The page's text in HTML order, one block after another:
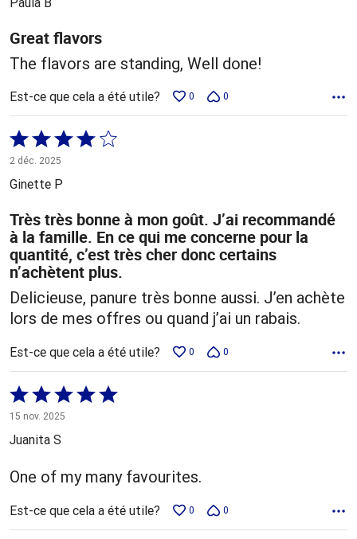
Great flavors
The flavors are standing, Well done!
Est-ce que cela a été utile? 0 0
Coté
4 sur
5
2 déc. 2025
Ginette P
Très très bonne à mon goût. J’ai recommandé
à la famille. En ce qui me concerne pour la
quantité, c’est très cher donc certains
n’achètent plus.
Delicieuse, panure très bonne aussi. J’en achète
lors de mes offres ou quand j’ai un rabais.
Est-ce que cela a été utile? 0 0
Coté
5 sur
5
15 nov. 2025
Juanita S
One of my many favourites.
Est-ce que cela a été utile? 0 0